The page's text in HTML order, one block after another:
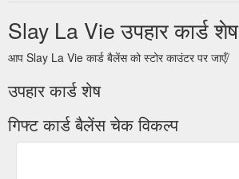
Slay La Vie उपहार कार्ड शेष
आप Slay La Vie कार्ड बैलेंस को स्टोर काउंटर पर जाएँ/
उपहार कार्ड शेष
गिफ्ट कार्ड बैलेंस चेक विकल्प